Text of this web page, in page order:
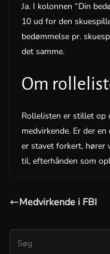
Ja. I kolonnen “Din
10 ud for den
bedømmelse pr.
det samme.
Om
Rollelisten er stillet op
medvirkende. Er der
er stavet forkert,
til, efterhånden som
Medvirkende i FBI